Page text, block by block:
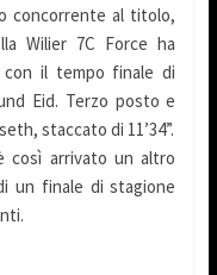
concorrente al titolo,
Wilier 7C Force ha
il tempo finale di
Eid. Terzo posto e
staccato di 11’34”.
così arrivato un altro
un finale di stagione